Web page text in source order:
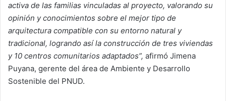
activa de las familias vinculadas al proyecto, valorando su
opinión y conocimientos sobre el mejor tipo de
arquitectura compatible con su entorno natural y
tradicional, logrando así la construcción de tres viviendas
y 10 centros comunitarios adaptados”, afirmó Jimena
Puyana, gerente del área de Ambiente y Desarrollo
Sostenible del PNUD.